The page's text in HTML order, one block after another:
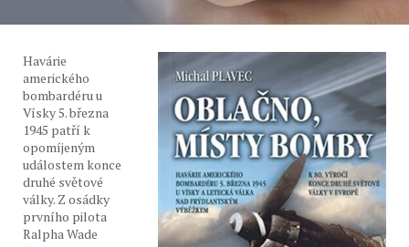
Havárie
amerického
bombardéru u
Vísky 5. března
1945 patří k
opomíjeným
událostem konce
druhé světové
války. Z osádky
prvního pilota
Ralpha Wade